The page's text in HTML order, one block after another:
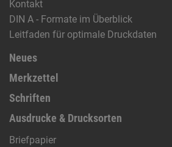
Kontakt
DIN A - Formate im Überblick
Leitfaden für optimale Druckdaten
Neues
Merkzettel
Schriften
Ausdrucke & Drucksorten
Briefpapier